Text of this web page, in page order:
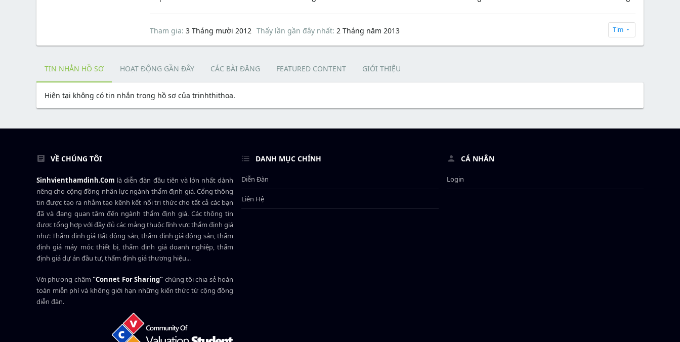
Tham gia 3 Tháng mười 2012 Thấy lần gần đây nhất 2 Tháng năm 2013 Tìm
TIN NHẮN HỒ SƠ HOẠT ĐỘNG GẦN ĐÂY CÁC BÀI ĐĂNG FEATURED CONTENT GIỚI THIỆU
Hiện tại không có tin nhắn trong hồ sơ của trinhthithoa.
VỀ CHÚNG TÔI
Sinhvienthamdinh.Com là diễn đàn đầu tiên và lớn nhất dành
riêng cho cộng đồng nhân lực ngành thẩm định giá. Cổng thông
tin được tạo ra nhằm tạo kênh kết nối tri thức cho tất cả các bạn
đã và đang quan tâm đến ngành thẩm định giá. Các thông tin
được tổng hợp với đầy đủ các mảng thuộc lĩnh vực thẩm định giá
như: Thẩm định giá Bất động sản, thẩm định giá động sản, thẩm
định giá máy móc thiết bị, thẩm định giá doanh nghiệp, thẩm
định giá dự án đầu tư, thẩm định giá thương hiệu...
Với phương châm"Connet For Sharing" chúng tôi chia sẻ hoàn
toàn miễn phí và không giới hạn những kiến thức từ cộng đồng
diễn đàn.
DANH MỤC CHÍNH
Diễn Đàn
Liên Hệ
CÁ NHÂN
Login